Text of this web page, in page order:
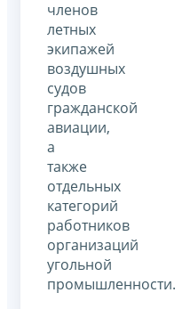
членов
летных
экипажей
воздушных
судов
гражданской
авиации,
а
также
отдельных
категорий
работников
организаций
угольной
промышленности.